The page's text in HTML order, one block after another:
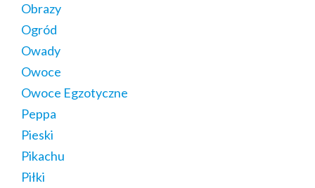
Obrazy
Ogród
Owady
Owoce
Owoce Egzotyczne
Peppa
Pieski
Pikachu
Piłki